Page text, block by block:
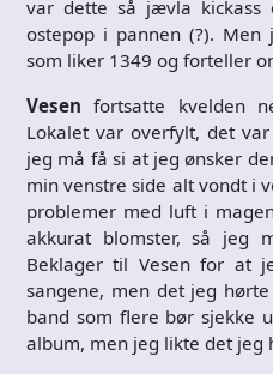
var dette så jævla
ostepop i pannen (?).
som liker 1349 og forteller
Vesen fortsatte kvelden
Lokalet var overfylt, det
jeg må få si at jeg ønsker
min venstre side alt vondt i
problemer med luft i
akkurat blomster, så jeg
Beklager til Vesen for at
sangene, men det jeg
band som flere bør sjekke
album, men jeg likte det jeg